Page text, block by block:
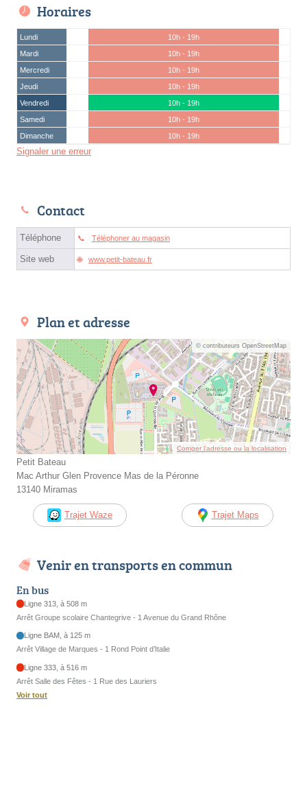
Horaires
Lundi
10h - 19h
Mardi
10h - 19h
Mercredi
10h - 19h
Jeudi
10h - 19h
Vendredi
10h - 19h
Samedi
10h - 19h
Dimanche
10h - 19h
Signaler une erreur
Contact
Téléphone Téléphoner au magasin
Site web www.petit-bateau.fr
Plan et adresse
© contributeurs OpenStreetMap
Corriger l’adresse ou la localisation
Petit Bateau
Mac Arthur Glen Provence Mas de la Péronne
13140 Miramas
Trajet Waze Trajet Maps
Venir en transports en commun
En bus
Ligne 313, à 508 m
Arrêt Groupe scolaire Chantegrive - 1 Avenue du Grand Rhône
Ligne BAM, à 125 m
Arrêt Village de Marques - 1 Rond Point d’Italie
Ligne 333, à 516 m
Arrêt Salle des Fêtes - 1 Rue des Lauriers
Voir tout